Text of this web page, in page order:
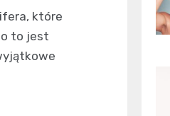
które
to jest